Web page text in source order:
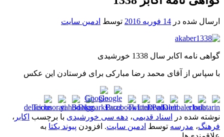
ارسال شده در 14 فوریه 2016 توسط ادمین سایت
گواهی نامه اکابر سال 1338 خورشیدی
با سپاس از آقای محمد رضا مبارکی برای فرستادن این عکس
نوشته شده در اسناد قدیمی، دهه سی خورشیدی با برچسب اکابر ،
فرهنگ، مدرسه توسط ادمین سایت. افزودن پیوند یکتا به